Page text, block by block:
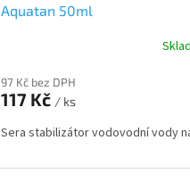
Aquatan 50ml
97 Kč bez DPH
117 Kč / ks
Sera stabilizátor vodovodní vody